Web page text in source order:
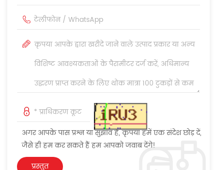
अगर आपके पास प्रश्न या सुझाव हैं, कृपया हमें एक संदेश छोड़ दें,
जैसे ही हम कर सकते हैं हम आपको जवाब देंगे!